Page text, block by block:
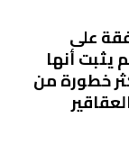
على
يثبت أنها
خطورة من